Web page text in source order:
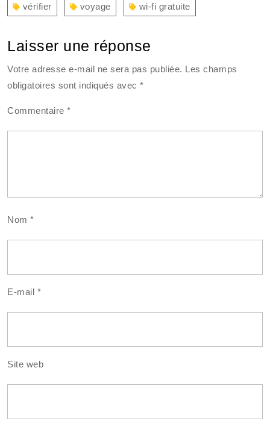
vérifier voyage wi-fi gratuite
Laisser une réponse
Votre adresse e-mail ne sera pas publiée. Les champs
obligatoires sont indiqués avec*
Commentaire*
Nom*
E-mail *
Site web